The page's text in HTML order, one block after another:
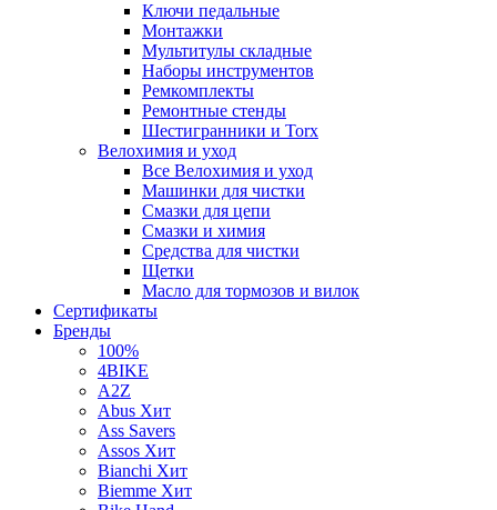
Ключи педальные
Монтажки
Мультитулы складные
Наборы инструментов
Ремкомплекты
Ремонтные стенды
Шестигранники и Torx
Велохимия и уход
Все Велохимия и уход
Машинки для чистки
Смазки для цепи
Смазки и химия
Средства для чистки
Щетки
Масло для тормозов и вилок
Сертификаты
Бренды
100%
4BIKE
A2Z
Abus Хит
Ass Savers
Assos Хит
Bianchi Хит
Biemme Хит